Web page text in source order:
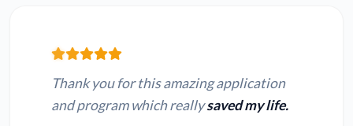
Thank you for this amazing application
and program which reallysaved my life.